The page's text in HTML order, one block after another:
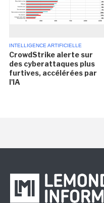
INTELLIGENCE ARTIFICIELLE
CrowdStrike alerte sur
des cyberattaques plus
furtives, accélérées par
l'IA